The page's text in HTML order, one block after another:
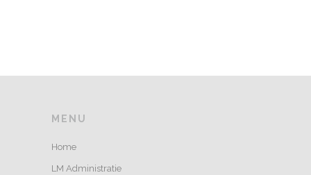
MENU
Home
LM Administratie